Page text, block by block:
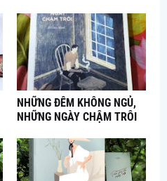
NHỮNG ĐÊM KHÔNG NGỦ,
NHỮNG NGÀY CHẬM TRÔI